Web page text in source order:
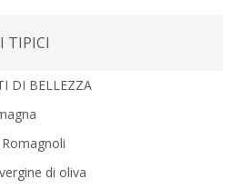
TIPICI
DI BELLEZZA
di oliva